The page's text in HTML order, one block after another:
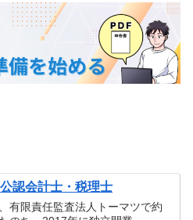
認会計士・税理士
有限責任監査法人トーマツで約